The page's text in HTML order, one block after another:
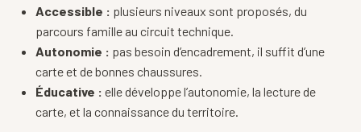
Accessible : plusieurs niveaux sont proposés, du
parcours famille au circuit technique.
Autonomie : pas besoin d’encadrement, il suffit d’une
carte et de bonnes chaussures.
Éducative : elle développe l’autonomie, la lecture de
carte, et la connaissance du territoire.